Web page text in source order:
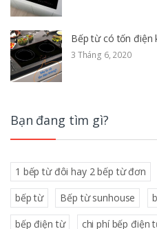
Bếp từ có tốn điện
3 Tháng 6, 2020
Bạn đang tìm gì?
1 bếp từ đôi hay 2 bếp từ đơn
bếp từ Bếp từ sunhouse
bếp điện từ chi phí bếp điện